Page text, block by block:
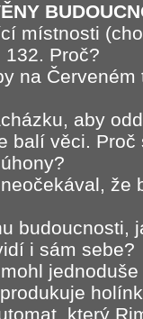
místnosti
132. Proč?
na
aby
balí věci.
že
budoucnosti,
i sám sebe?
který